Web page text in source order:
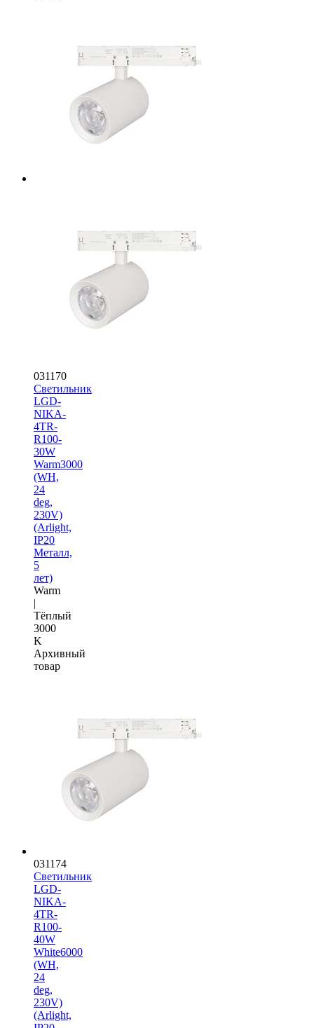
031170
Светильник
LGD-
NIKA-
4TR-
R100-
30W
Warm3000
(WH,
24
deg,
230V)
(Arlight,
IP20
Металл,
5
лет)
Warm
|
Тёплый
3000
K
Архивный
товар
031174
Светильник
LGD-
NIKA-
4TR-
R100-
40W
White6000
(WH,
24
deg,
230V)
(Arlight,